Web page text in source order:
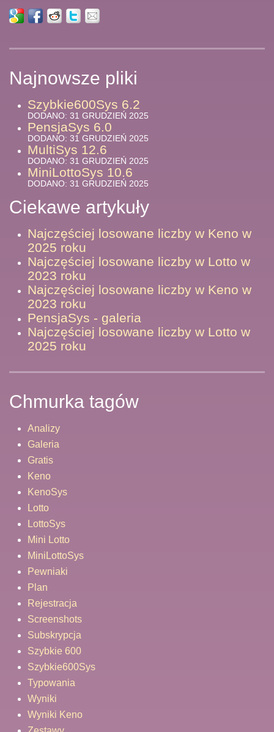
Najnowsze pliki
Szybkie600Sys 6.2
DODANO: 31 GRUDZIEŃ 2025
PensjaSys 6.0
DODANO: 31 GRUDZIEŃ 2025
MultiSys 12.6
DODANO: 31 GRUDZIEŃ 2025
MiniLottoSys 10.6
DODANO: 31 GRUDZIEŃ 2025
Ciekawe artykuły
Najczęściej losowane liczby w Keno w
2025 roku
Najczęściej losowane liczby w Lotto w
2023 roku
Najczęściej losowane liczby w Keno w
2023 roku
PensjaSys - galeria
Najczęściej losowane liczby w Lotto w
2025 roku
Chmurka tagów
Analizy
Galeria
Gratis
Keno
KenoSys
Lotto
LottoSys
Mini Lotto
MiniLottoSys
Pewniaki
Plan
Rejestracja
Screenshots
Subskrypcja
Szybkie 600
Szybkie600Sys
Typowania
Wyniki
Wyniki Keno